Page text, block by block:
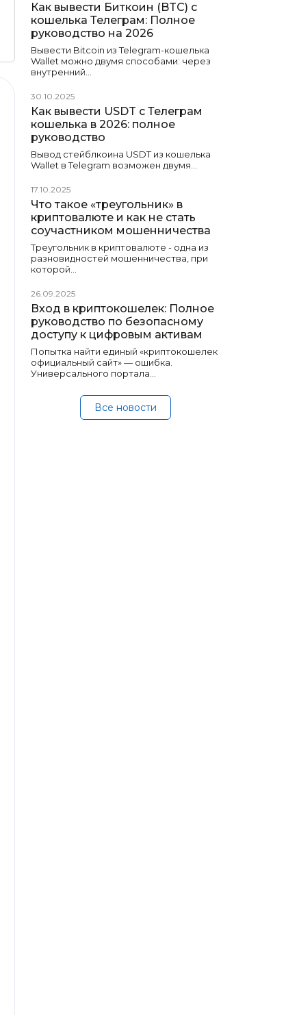
Как вывести Биткоин (BTC) с
кошелька Телеграм: Полное
руководство на 2026
Вывести Bitcoin из Telegram-кошелька
Wallet можно двумя способами: через
внутренний…
30.10.2025
Как вывести USDT с Телеграм
кошелька в 2026: полное
руководство
Вывод стейблкоина USDT из кошелька
Wallet в Telegram возможен двумя…
17.10.2025
Что такое «треугольник» в
криптовалюте и как не стать
соучастником мошенничества
Треугольник в криптовалюте - одна из
разновидностей мошенничества, при
которой…
26.09.2025
Вход в криптокошелек: Полное
руководство по безопасному
доступу к цифровым активам
Попытка найти единый «криптокошелек
официальный сайт» — ошибка.
Универсального портала…
Все новости